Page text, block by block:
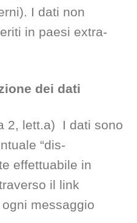
I dati non
in paesi extra-
dei dati
2, lett.a) I dati sono
“dis-
effettuabile in
il link
messaggio